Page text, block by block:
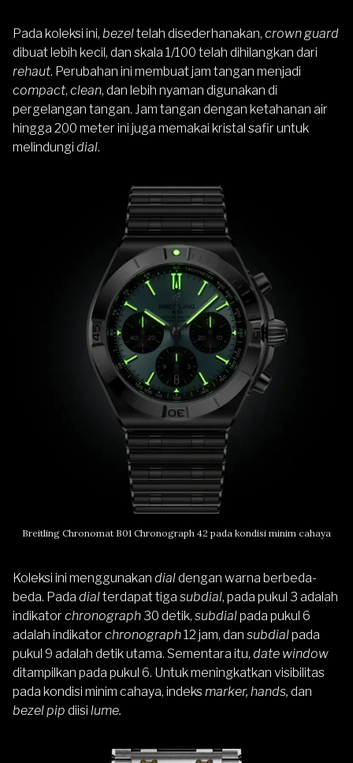
Pada koleksi ini, bezeltelah disederhanakan, crown guard
dibuat lebih kecil, dan skala 1/100 telah dihilangkan dari
rehaut. Perubahan ini membuat jam tangan menjadi
compact, clean, dan lebih nyaman digunakan di
pergelangan tangan. Jam tangan dengan ketahanan air
hingga 200 meter ini juga memakai kristal safir untuk
melindungi dial.
Breitling Chronomat B01 Chronograph 42 pada kondisi minim cahaya
Koleksi ini menggunakan dialdengan warna berbeda-
beda. Pada dialterdapat tiga subdial, pada pukul 3 adalah
indikator chronograph30 detik, subdialpada pukul 6
adalah indikator chronograph12 jam, dan subdialpada
pukul 9 adalah detik utama. Sementara itu, date window
ditampilkan pada pukul 6. Untuk meningkatkan visibilitas
pada kondisi minim cahaya, indeks marker, hands, dan
bezel pip diisi lume.